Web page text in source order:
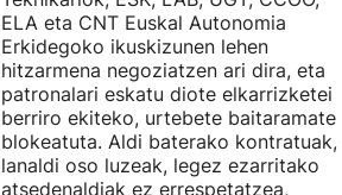
ELA eta CNT Euskal Autonomia
Erkidegoko ikuskizunen lehen
hitzarmena negoziatzen ari dira, eta
patronalari eskatu diote elkarrizketei
berriro ekiteko, urtebete baitaramate
blokeatuta. Aldi baterako kontratuak,
lanaldi oso luzeak, legez ezarritako
atsedenaldiak ez errespetatzea,